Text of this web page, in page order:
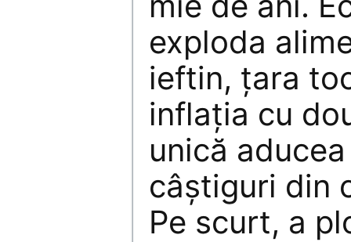
exploda
ieftin, ţara
inflaţia cu
unică
câştiguri din
Pe scurt, a